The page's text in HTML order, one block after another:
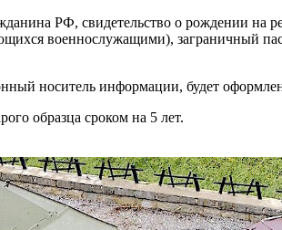
РФ, свидетельство о рождении на
военнослужащими), заграничный
носитель информации, будет
образца сроком на 5 лет.